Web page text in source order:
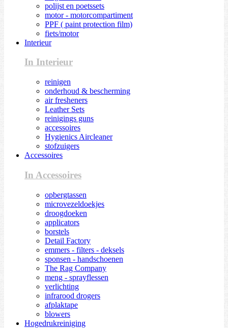
polijst en poetssets
motor - motorcompartiment
PPF ( paint protection film)
fiets/motor
Interieur
In Interieur
reinigen
onderhoud & bescherming
air fresheners
Leather Sets
reinigings guns
accessoires
Hygienics Aircleaner
stofzuigers
Accessoires
In Accessoires
opbergtassen
microvezeldoekjes
droogdoeken
applicators
borstels
Detail Factory
emmers - filters - deksels
sponsen - handschoenen
The Rag Company
meng - sprayflessen
verlichting
infrarood drogers
afplaktape
blowers
Hogedrukreiniging